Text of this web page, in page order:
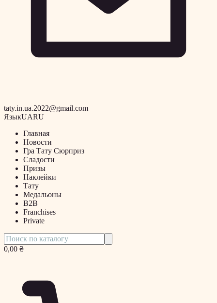
taty.in.ua.2022@gmail.com
ЯзыкUARU
Главная
Новости
Гра Тату Сюрприз
Сладости
Призы
Наклейки
Тату
Медальоны
B2B
Franchises
Private
0,00 ₴